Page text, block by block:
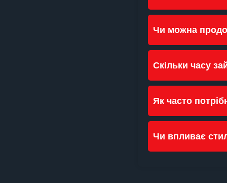
Чи можна
Скільки часу
Як часто
Чи впливає